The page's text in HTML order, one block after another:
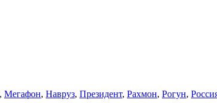
, Мегафон, Навруз, Президент, Рахмон, Рогун,